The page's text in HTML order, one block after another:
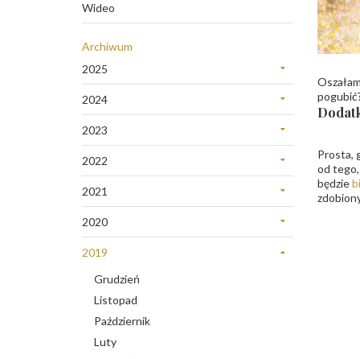
Wideo
Archiwum
2025
Grudzień
Sierpień
Lipiec
Styczeń
2024
Listopad
Marzec
Luty
2023
Listopad
Październik
Wrzesień
Sierpień
Czerwiec
Maj
Marzec
Styczeń
2022
Grudzień
Październik
Wrzesień
Sierpień
Czerwiec
Maj
Kwiecień
Marzec
2021
Listopad
Październik
Wrzesień
Sierpień
Czerwiec
Maj
Kwiecień
Marzec
2020
Grudzień
Listopad
Wrzesień
Sierpień
Lipiec
Czerwiec
2019
Grudzień
Listopad
Październik
Luty
Prosta,
od tego,
będzie